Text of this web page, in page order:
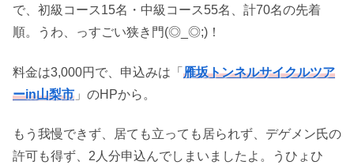
で、初級コース15名・中級コース55名、計70名の先着
順。うわ、っすごい狭き門(◎_◎;)！
料金は3,000円で、申込みは「 雁坂トンネルサイクルツア
ーin山梨市 」のHPから。
もう我慢できず、居ても立っても居られず、デゲメン氏の
許可も得ず、2人分申込んでしまいましたよ。うひょひ